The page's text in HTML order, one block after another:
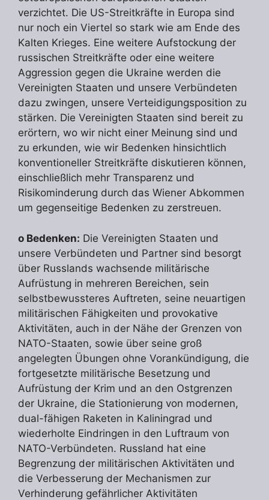
verzichtet. Die US-Streitkräfte in Europa sind
nur noch ein Viertel so stark wie am Ende des
Kalten Krieges. Eine weitere Aufstockung der
russischen Streitkräfte oder eine weitere
Aggression gegen die Ukraine werden die
Vereinigten Staaten und unsere Verbündeten
dazu zwingen, unsere Verteidigungsposition zu
stärken. Die Vereinigten Staaten sind bereit zu
erörtern, wo wir nicht einer Meinung sind und
zu erkunden, wie wir Bedenken hinsichtlich
konventioneller Streitkräfte diskutieren können,
einschließlich mehr Transparenz und
Risikominderung durch das Wiener Abkommen
um gegenseitige Bedenken zu zerstreuen.
o Bedenken: Die Vereinigten Staaten und
unsere Verbündeten und Partner sind besorgt
über Russlands wachsende militärische
Aufrüstung in mehreren Bereichen, sein
selbstbewussteres Auftreten, seine neuartigen
militärischen Fähigkeiten und provokative
Aktivitäten, auch in der Nähe der Grenzen von
NATO-Staaten, sowie über seine groß
angelegten Übungen ohne Vorankündigung, die
fortgesetzte militärische Besetzung und
Aufrüstung der Krim und an den Ostgrenzen
der Ukraine, die Stationierung von modernen,
dual-fähigen Raketen in Kaliningrad und
wiederholte Eindringen in den Luftraum von
NATO-Verbündeten. Russland hat eine
Begrenzung der militärischen Aktivitäten und
die Verbesserung der Mechanismen zur
Verhinderung gefährlicher Aktivitäten